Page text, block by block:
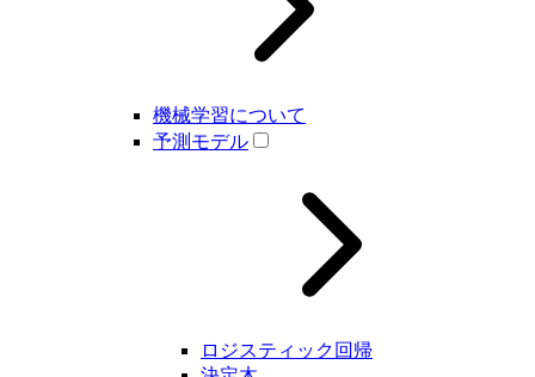
機械学習について
予測モデル
ロジスティック回帰